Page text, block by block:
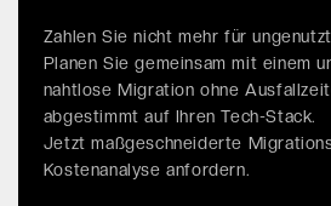
Zahlen Sie nicht mehr für
Planen Sie gemeinsam mit einem
nahtlose Migration ohne
abgestimmt auf Ihren Tech-Stack.
Jetzt maßgeschneiderte
Kostenanalyse anfordern.